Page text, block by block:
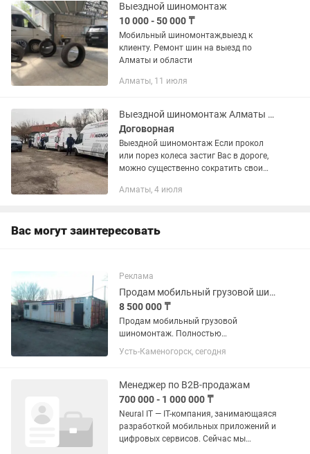
Выездной шиномонтаж
10 000 - 50 000 ₸
Мобильный шиномонтаж,выезд к
клиенту. Ремонт шин на выезд по
Алматы и области
Алматы, 11 июля
Выездной шиномонтаж Алматы 24/7 Любой сложности Легковая машина и грузовой
Договорная
Выездной шиномонтаж Если прокол
или порез колеса застиг Вас в дороге,
можно существенно сократить свои
позвонив в Qazakshina и починив
Алматы, 4 июля
Вас могут заинтересовать
Реклама
Продам мобильный грузовой шиномонтаж
8 500 000 ₸
Продам мобильный грузовой
шиномонтаж. Полностью
оборудованный и готов к работе.два
спаренных сорокафутовых контейнера
Усть-Каменогорск, сегодня
Менеджер по B2B-продажам
700 000 - 1 000 000 ₸
Neural IT — IT-компания, занимающаяся
разработкой мобильных приложений и
цифровых сервисов. Сейчас мы